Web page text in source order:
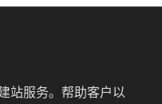
站服务。帮助客户以